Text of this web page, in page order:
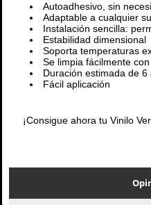
Autoadhesivo, sin
Adaptable a cualquier
Instalación sencilla:
Estabilidad dimensional
Soporta temperaturas
Se limpia fácilmente
Duración estimada de
Fácil aplicación
¡Consigue ahora tu Vinilo